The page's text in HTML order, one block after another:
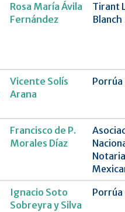
Rosa María Ávila
Fernández
Tirant
Blanch
Vicente Solís
Arana
Porrúa
Francisco de P.
Morales Díaz
Ignacio Soto
Sobreyra y Silva
Porrúa